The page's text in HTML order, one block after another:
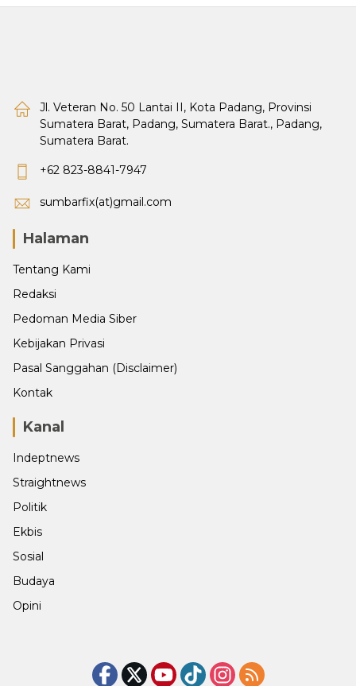
Jl. Veteran No. 50 Lantai II, Kota Padang, Provinsi
Sumatera Barat, Padang, Sumatera Barat., Padang,
Sumatera Barat.
+62 823-8841-7947
sumbarfix(at)gmail.com
Halaman
Tentang Kami
Redaksi
Pedoman Media Siber
Kebijakan Privasi
Pasal Sanggahan (Disclaimer)
Kontak
Kanal
Indeptnews
Straightnews
Politik
Ekbis
Sosial
Budaya
Opini